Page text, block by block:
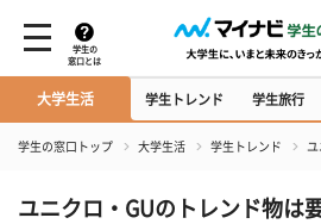
学生の
窓口とは
大学生活 学生トレンド 学生旅行
学生の窓口トップ 大学生活 学生トレンド
ユニクロ・GUのトレンド物は